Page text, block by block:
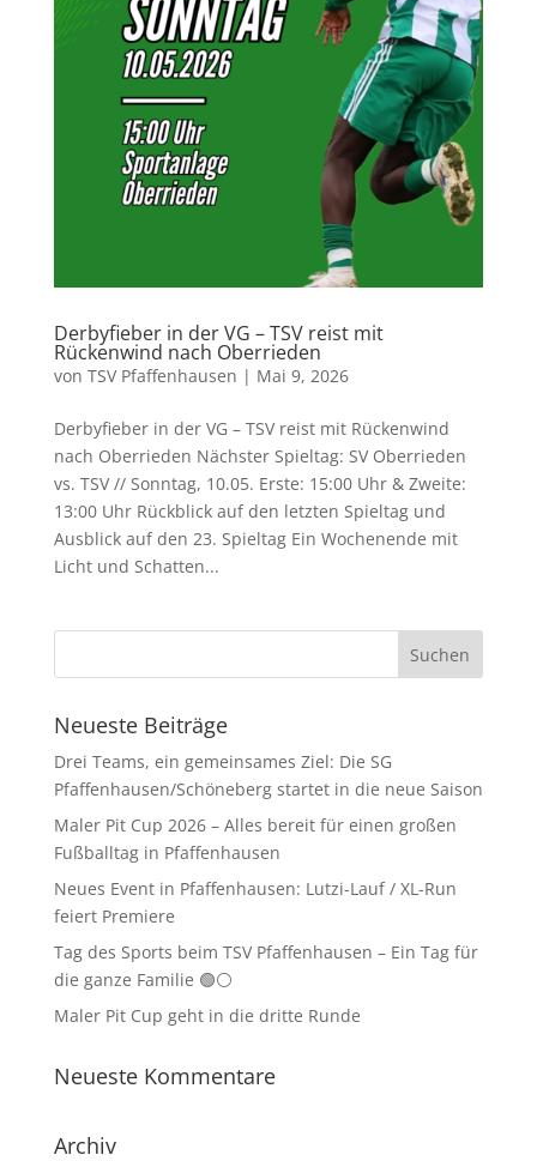
Derbyfieber in der VG – TSV reist mit
Rückenwind nach Oberrieden
von TSV Pfaffenhausen | Mai 9, 2026
Derbyfieber in der VG – TSV reist mit Rückenwind
nach Oberrieden Nächster Spieltag: SV Oberrieden
vs. TSV // Sonntag, 10.05. Erste: 15:00 Uhr & Zweite:
13:00 Uhr Rückblick auf den letzten Spieltag und
Ausblick auf den 23. Spieltag Ein Wochenende mit
Licht und Schatten...
Neueste Beiträge
Drei Teams, ein gemeinsames Ziel: Die SG
Pfaffenhausen/Schöneberg startet in die neue Saison
Maler Pit Cup 2026 – Alles bereit für einen großen
Fußballtag in Pfaffenhausen
Neues Event in Pfaffenhausen: Lutzi-Lauf / XL-Run
feiert Premiere
Tag des Sports beim TSV Pfaffenhausen – Ein Tag für
die ganze Familie 🟢⚪
Maler Pit Cup geht in die dritte Runde
Neueste Kommentare
Archiv